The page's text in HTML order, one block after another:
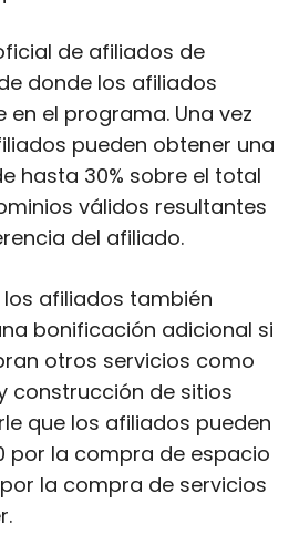
de afiliados de
donde los afiliados
en el programa. Una vez
pueden obtener una
hasta 30% sobre el total
válidos resultantes
del afiliado.
afiliados también
bonificación adicional si
otros servicios como
construcción de sitios
que los afiliados pueden
por la compra de espacio
la compra de servicios